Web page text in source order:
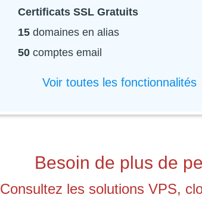
Certificats SSL Gratuits
15 domaines en alias
50 comptes email
Voir toutes les fonctionnalités
Besoin de plus de
Consultez les solutions VPS,